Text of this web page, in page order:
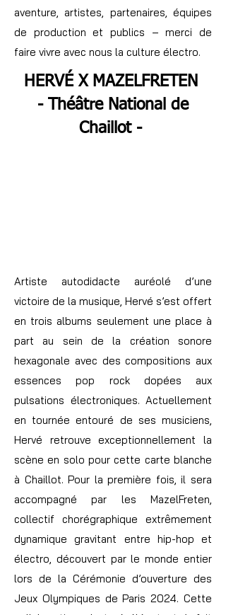
aventure, artistes, partenaires, équipes
de production et publics – merci de
faire vivre avec nous la culture électro.
HERVÉ X MAZELFRETEN
- Théâtre National de
Chaillot -
Artiste autodidacte auréolé d’une
victoire de la musique, Hervé s’est offert
en trois albums seulement une place à
part au sein de la création sonore
hexagonale avec des compositions aux
essences pop rock dopées aux
pulsations électroniques. Actuellement
en tournée entouré de ses musiciens,
Hervé retrouve exceptionnellement la
scène en solo pour cette carte blanche
à Chaillot. Pour la première fois, il sera
accompagné par les MazelFreten,
collectif chorégraphique extrêmement
dynamique gravitant entre hip-hop et
électro, découvert par le monde entier
lors de la Cérémonie d’ouverture des
Jeux Olympiques de Paris 2024. Cette